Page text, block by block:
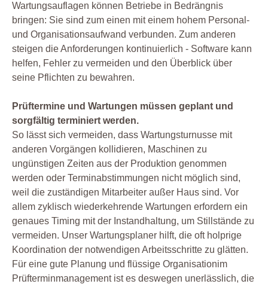
Wartungsauflagen können Betriebe in Bedrängnis
bringen: Sie sind zum einen mit einem hohem Personal-
und Organisationsaufwand verbunden. Zum anderen
steigen die Anforderungen kontinuierlich - Software kann
helfen, Fehler zu vermeiden und den Überblick über
seine Pflichten zu bewahren.
Prüftermine und Wartungen müssen geplant und
sorgfältig terminiert werden.
So lässt sich vermeiden, dass Wartungsturnusse mit
anderen Vorgängen kollidieren, Maschinen zu
ungünstigen Zeiten aus der Produktion genommen
werden oder Terminabstimmungen nicht möglich sind,
weil die zuständigen Mitarbeiter außer Haus sind. Vor
allem zyklisch wiederkehrende Wartungen erfordern ein
genaues Timing mit der Instandhaltung, um Stillstände zu
vermeiden. Unser Wartungsplaner hilft, die oft holprige
Koordination der notwendigen Arbeitsschritte zu glätten.
Für eine gute Planung und flüssige Organisationim
Prüfterminmanagement ist es deswegen unerlässlich, die